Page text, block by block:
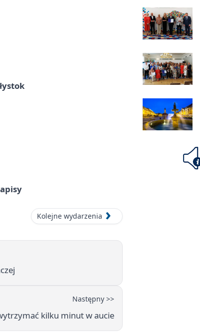
Kolejne wydarzenia
Następny >>
kilku minut w aucie